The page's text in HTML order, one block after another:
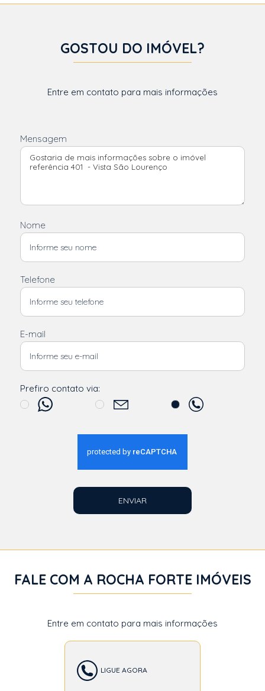
GOSTOU DO IMÓVEL?
Entre em contato para mais informações
Mensagem
Nome
Telefone
E-mail
Prefiro contato via:
ENVIAR
FALE COM A ROCHA FORTE IMÓVEIS
Entre em contato para mais informações
LIGUE AGORA